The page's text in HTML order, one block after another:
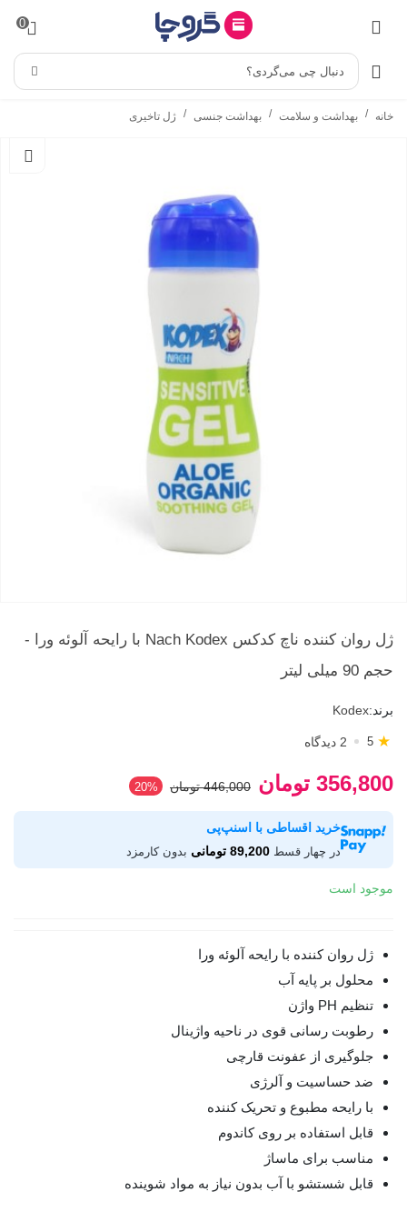
0
دنبال چی می‌گردی؟
خانه / بهداشت و سلامت / بهداشت جنسی / ژل تاخیری
ژل روان کننده ناچ کدکس Nach Kodex با رایحه آلوئه ورا -
حجم 90 میلی لیتر
برند:Kodex
5 ★ 2 دیدگاه
356,800 تومان 446,000 تومان ‎20%
خرید اقساطی با اسنپ‌پی
در چهار قسط 89,200 تومانی بدون کارمزد
موجود است
ژل روان کننده با رایحه آلوئه ورا
محلول بر پایه آب
تنظیم PH واژن
رطوبت رسانی قوی در ناحیه واژینال
جلوگیری از عفونت قارچی
ضد حساسیت و آلرژی
با رایحه مطبوع و تحریک کننده
قابل استفاده بر روی کاندوم
مناسب برای ماساژ
قابل شستشو با آب بدون نیاز به مواد شوینده